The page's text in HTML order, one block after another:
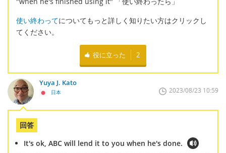
使い終わってについてもっと詳しく知りたい方はクリックし
てください。
役に立った 2
Yuya J. Kato
日本 2023/08/23 10:59
回答
It's ok, ABC will lend it to you when he's done.